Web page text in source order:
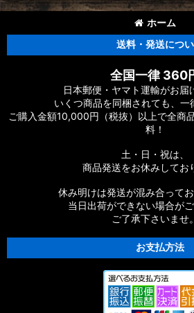
ホーム
送料・発送につ
全国一律 360
日本郵便・ヤマト運輸がお届
いくつ商品を同梱されても、一
ご購入金額10,000円（税抜）以上で全商
料！
土・日・祝は、
商品発送をお休みしてお
休み明けは発送が混み合ってお
当日出荷ができない場合がご
ご了承下さいませ。
お支払方法